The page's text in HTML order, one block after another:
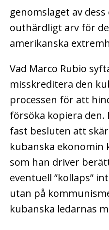
genomslaget av
outhärdligt arv för
amerikanska
Vad Marco Rubio
misskreditera den
processen för att
försöka kopiera
fast besluten att
kubanska ekonomin
som han driver
eventuell ”kollaps”
utan på
kubanska ledarnas